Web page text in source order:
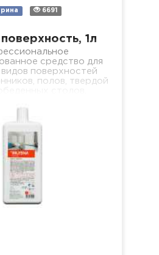
6691
1л
средство для
поверхностей
полов, твердой
оборудования в
Свойства: -…